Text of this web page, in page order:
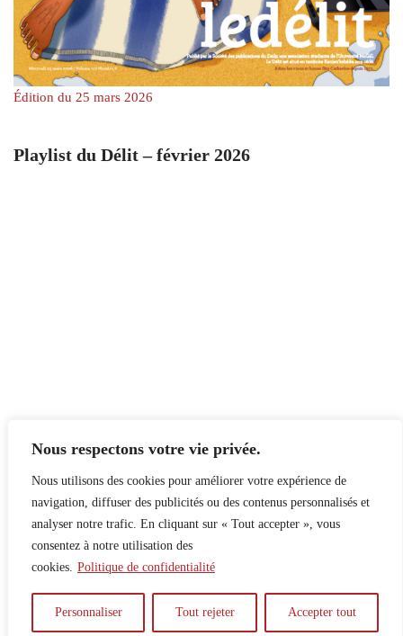
Nous respectons votre vie privée.
Nous utilisons des cookies pour améliorer votre expérience de
navigation, diffuser des publicités ou des contenus personnalisés et
analyser notre trafic. En cliquant sur « Tout accepter », vous
consentez à notre utilisation des
cookies. Politique de confidentialité
Personnaliser Tout rejeter Accepter tout
Édition du 25 mars 2026
Playlist du Délit – février 2026